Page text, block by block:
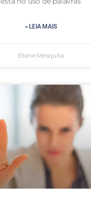
» LEIA MAIS
Eliane Mesquita